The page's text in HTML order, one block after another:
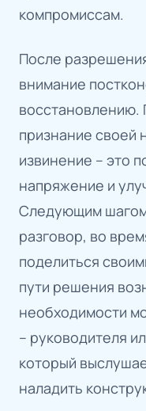
компромиссам.
После
внимание
восстановлению.
признание своей
извинение – это
напряжение и
Следующим
разговор, во
поделиться
пути решения
необходимости
– руководителя
который
наладить